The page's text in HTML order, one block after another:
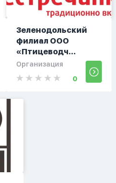
Зеленодольский
филиал ООО
«Птицеводч...
Организация
0